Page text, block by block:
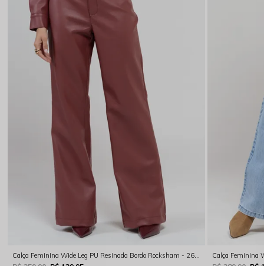
Calça Feminina Wide Leg PU Resinada Bordo Rocksham - 261025